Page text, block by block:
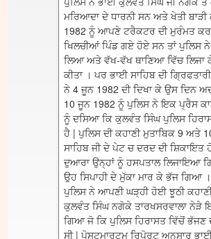
ਮਰਿਆਦਾ ਦੇ ਧਾਰਨੀ ਸਨ ਅਤੇ ਖੇਤੀ
1982 ਨੂੰ ਆਪਣੇ ਟਰੈਕਟਰ ਦੀ ਮੁਰੰਮਤ
ਖਿਲਚੀਆਂ ਪਿੰਡ ਗਏ ਹੋਏ ਸਨ ਤਾਂ ਪੁਲਿਸ
ਲਿਆ ਅਤੇ ਵੱਖ-ਵੱਖ ਥਾਣਿਆ ਵਿੱਚ ਲਿਜਾ
ਕੀਤਾ । ਪਰ ਭਾਈ ਸਾਹਿਬ ਦੀ
ਨੇ 4 ਜੂਨ 1982 ਦੀ ਦਿਖਾ ਕੇ ਉਸ ਦਿਨ
10 ਜੂਨ 1982 ਨੂੰ ਪੁਲਿਸ ਨੇ ਇਕ ਪ੍ਰੈਸ
ਨੂੰ ਦਸਿਆ ਕਿ ਕੁਲਵੰਤ ਸਿੰਘ ਪੁਲਿਸ
ਹੈ | ਪੁਲਿਸ ਦੀ ਕਹਾਣੀ ਮੁਤਾਬਿਕ 9 ਅਤੇ
ਸਾਹਿਬ ਜੀ ਦੇ ਪੇਟ ਚ ਦਰਦ ਦੀ ਸ਼ਿਕਾਇਤ
ਦੁਆਰਾ ਉਨ੍ਹਾਂ ਨੂੰ ਹਸਪਤਾਲ ਲਿਜਾਇਆ
ਉਹ ਸਿਪਾਹੀ ਦੇ ਮੁੱਕਾ ਮਾਰ ਕੇ ਭੱਜ ਗਿਆ
ਪੁਲਿਸ ਨੇ ਆਪਣੀ ਘੜ੍ਹੀ ਹੋਈ ਝੂਠੀ
ਕੁਲਵੰਤ ਸਿੰਘ ਨਗੋਕੇ ਤਾਰਖਸਰਵਾਲਾ ਨੇੜੇ
ਗਿਆ ਜੋ ਕਿ ਪੁਲਿਸ ਹਿਰਾਸਤ ਵਿੱਚੋਂ ਭੱਜਣ
ਸੀ | ਪੋਸਟਮਾਰਟਮ ਰਿਪੋਰਟ ਅਨੁਸਾਰ